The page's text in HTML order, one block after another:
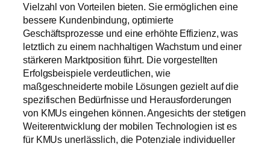
Vielzahl von Vorteilen bieten. Sie ermöglichen eine
bessere Kundenbindung, optimierte
Geschäftsprozesse und eine erhöhte Effizienz, was
letztlich zu einem nachhaltigen Wachstum und einer
stärkeren Marktposition führt. Die vorgestellten
Erfolgsbeispiele verdeutlichen, wie
maßgeschneiderte mobile Lösungen gezielt auf die
spezifischen Bedürfnisse und Herausforderungen
von KMUs eingehen können. Angesichts der stetigen
Weiterentwicklung der mobilen Technologien ist es
für KMUs unerlässlich, die Potenziale individueller